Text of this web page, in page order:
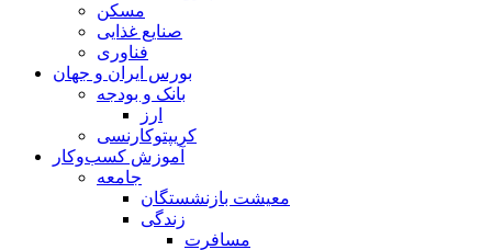
مسکن
صنایع غذایی
فناوری
بورس ایران و جهان
بانک و بودجه
ارز
کریپتوکارنسی
آموزش کسب‌وکار
جامعه
معیشت بازنشستگان
زندگی
مسافرت